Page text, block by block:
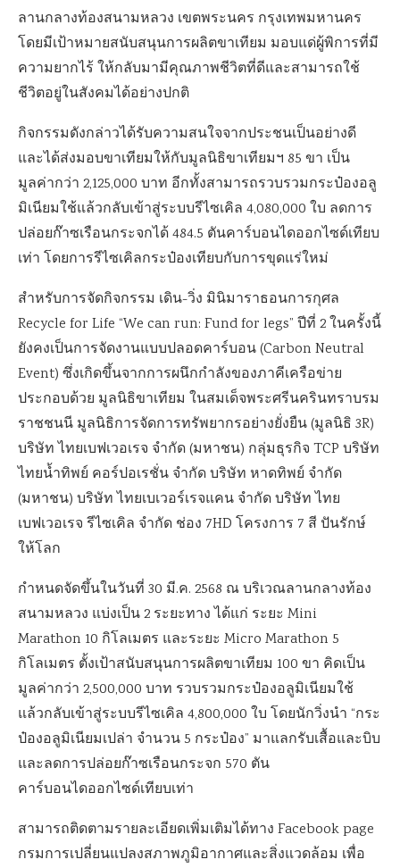
ลานกลางท้องสนามหลวง เขตพระนคร กรุงเทพมหานคร
โดยมีเป้าหมายสนับสนุนการผลิตขาเทียม มอบแด่ผู้พิการที่มี
ความยากไร้ ให้กลับมามีคุณภาพชีวิตที่ดีและสามารถใช้
ชีวิตอยู่ในสังคมได้อย่างปกติ
กิจกรรมดังกล่าวได้รับความสนใจจากประชนเป็นอย่างดี
และได้ส่งมอบขาเทียมให้กับมูลนิธิขาเทียมฯ 85 ขา เป็น
มูลค่ากว่า 2,125,000 บาท อีกทั้งสามารถรวบรวมกระป๋องอลู
มิเนียมใช้แล้วกลับเข้าสู่ระบบรีไซเคิล 4,080,000 ใบ ลดการ
ปล่อยก๊าซเรือนกระจกได้ 484.5 ตันคาร์บอนไดออกไซด์เทียบ
เท่า โดยการรีไซเคิลกระป๋องเทียบกับการขุดแร่ใหม่
สำหรับการจัดกิจกรรม เดิน-วิ่ง มินิมาราธอนการกุศล
Recycle for Life “We can run: Fund for legs” ปีที่ 2 ในครั้งนี้
ยังคงเป็นการจัดงานแบบปลอดคาร์บอน (Carbon Neutral
Event) ซึ่งเกิดขึ้นจากการผนึกกำลังของภาคีเครือข่าย
ประกอบด้วย มูลนิธิขาเทียม ในสมเด็จพระศรีนครินทราบรม
ราชชนนี มูลนิธิการจัดการทรัพยากรอย่างยั่งยืน (มูลนิธิ 3R)
บริษัท ไทยเบฟเวอเรจ จำกัด (มหาชน) กลุ่มธุรกิจ TCP บริษัท
ไทยน้ำทิพย์ คอร์ปอเรชั่น จำกัด บริษัท หาดทิพย์ จำกัด
(มหาชน) บริษัท ไทยเบเวอร์เรจแคน จำกัด บริษัท ไทย
เบฟเวอเรจ รีไซเคิล จำกัด ช่อง 7HD โครงการ 7 สี ปันรักษ์
ให้โลก
กำหนดจัดขึ้นในวันที่ 30 มี.ค. 2568 ณ บริเวณลานกลางท้อง
สนามหลวง แบ่งเป็น 2 ระยะทาง ได้แก่ ระยะ Mini
Marathon 10 กิโลเมตร และระยะ Micro Marathon 5
กิโลเมตร ตั้งเป้าสนับสนุนการผลิตขาเทียม 100 ขา คิดเป็น
มูลค่ากว่า 2,500,000 บาท รวบรวมกระป๋องอลูมิเนียมใช้
แล้วกลับเข้าสู่ระบบรีไซเคิล 4,800,000 ใบ โดยนักวิ่งนำ “กระ
ป๋องอลูมิเนียมเปล่า จำนวน 5 กระป๋อง” มาแลกรับเสื้อและบิบ
และลดการปล่อยก๊าซเรือนกระจก 570 ตัน
คาร์บอนไดออกไซด์เทียบเท่า
สามารถติดตามรายละเอียดเพิ่มเติมได้ทาง Facebook page
กรมการเปลี่ยนแปลงสภาพภูมิอากาศและสิ่งแวดล้อม เพื่อ